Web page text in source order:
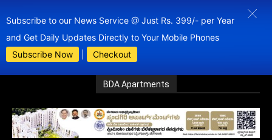
Subscribe to our News Service @ Just Rs. 399/- per Year
and Get Daily Updates Directly to Your Mobile Phones
Subscribe Now
Checkout
BDA Apartments